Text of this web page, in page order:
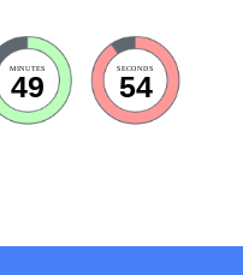
MINUTES
49
SECONDS
54